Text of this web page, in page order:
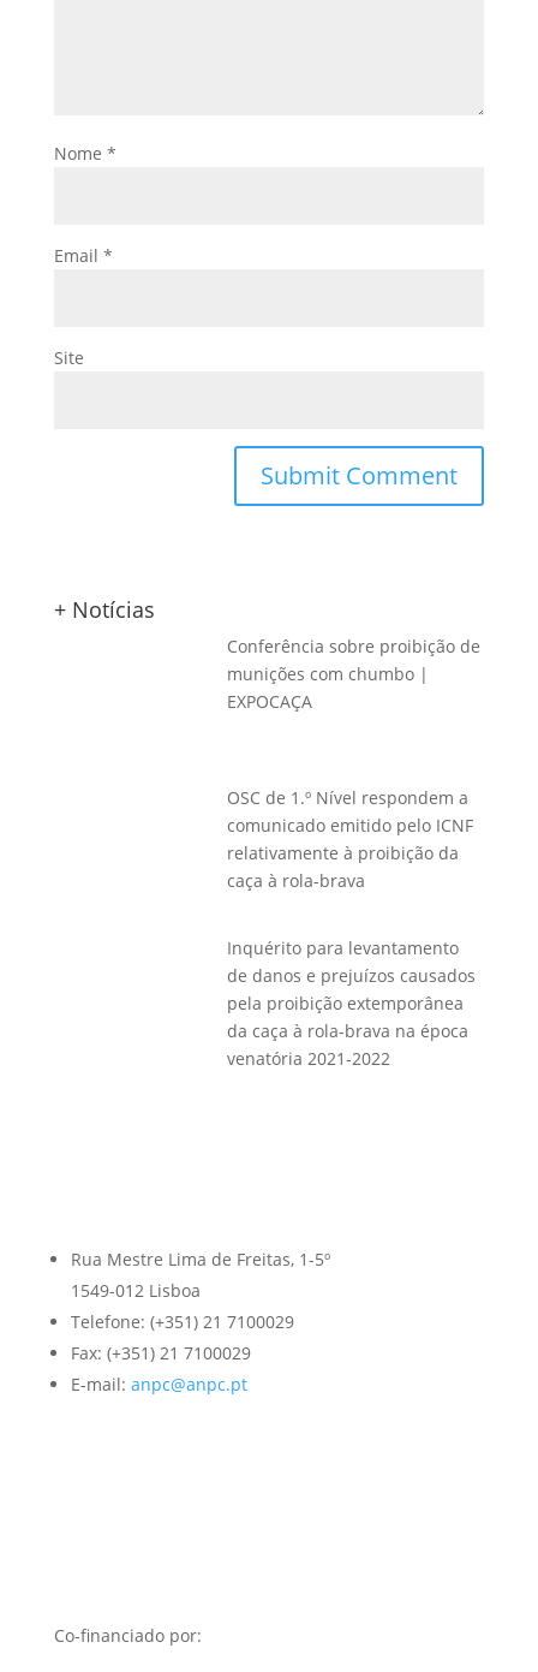
Nome *
Email *
Site
+ Notícias
Conferência sobre proibição de
munições com chumbo |
EXPOCAÇA
OSC de 1.º Nível respondem a
comunicado emitido pelo ICNF
relativamente à proibição da
caça à rola-brava
Inquérito para levantamento
de danos e prejuízos causados
pela proibição extemporânea
da caça à rola-brava na época
venatória 2021-2022
Rua Mestre Lima de Freitas, 1-5º
1549-012 Lisboa
Telefone: (+351) 21 7100029
Fax: (+351) 21 7100029
E-mail: anpc@anpc.pt
Co-financiado por: